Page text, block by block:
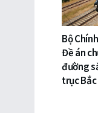
Bộ
Đề án
đường
trục Bắc